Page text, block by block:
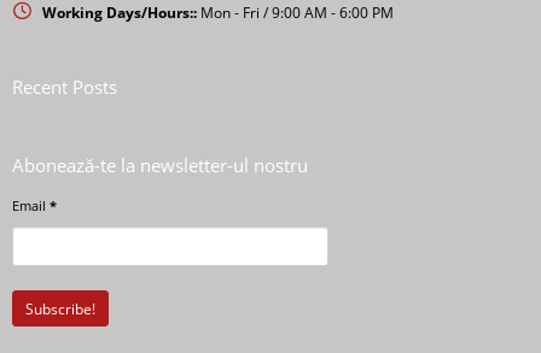
Working Days/Hours:: Mon - Fri / 9:00 AM - 6:00 PM
Recent Posts
Abonează-te la newsletter-ul nostru
Email *